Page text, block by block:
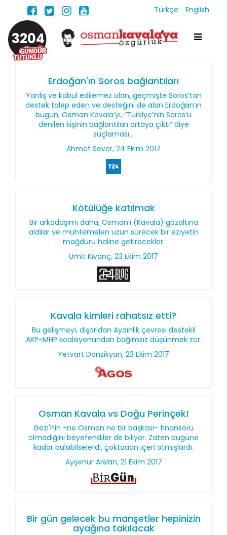
Türkçe English
3204
Erdoğan'ın Soros bağlantıları
Yanlış ve kabul edilemez olan, geçmişte Soros’tan
destek talep eden ve desteğini de alan Erdoğan’ın
bugün, Osman Kavala’yı, “Türkiye’nin Soros’u
denilen kişinin bağlantıları ortaya çıktı” diye
suçlaması...
Ahmet Sever, 24 Ekim 2017
Kötülüğe katılmak
Bir arkadaşımı daha, Osman’ı (Kavala) gözaltına
aldılar ve muhtemelen uzun sürecek bir eziyetin
mağduru haline getirecekler.
Ümit Kıvanç, 23 Ekim 2017
Kavala kimleri rahatsız etti?
Bu gelişmeyi, dışarıdan Aydınlık çevresi destekli
AKP-MHP koalisyonundan bağımsız düşünmek zor.
Yetvart Danzikyan, 23 Ekim 2017
Osman Kavala vs Doğu Perinçek!
Gezi'nin -ne Osman ne bir başkası- finansörü
olmadığını beyefendiler de biliyor. Zaten bugüne
kadar bulabilselerdi, çoktaaan içeri atmışlardı.
Ayşenur Arslan, 21 Ekim 2017
Bir gün gelecek bu manşetler hepinizin
ayağına takılacak